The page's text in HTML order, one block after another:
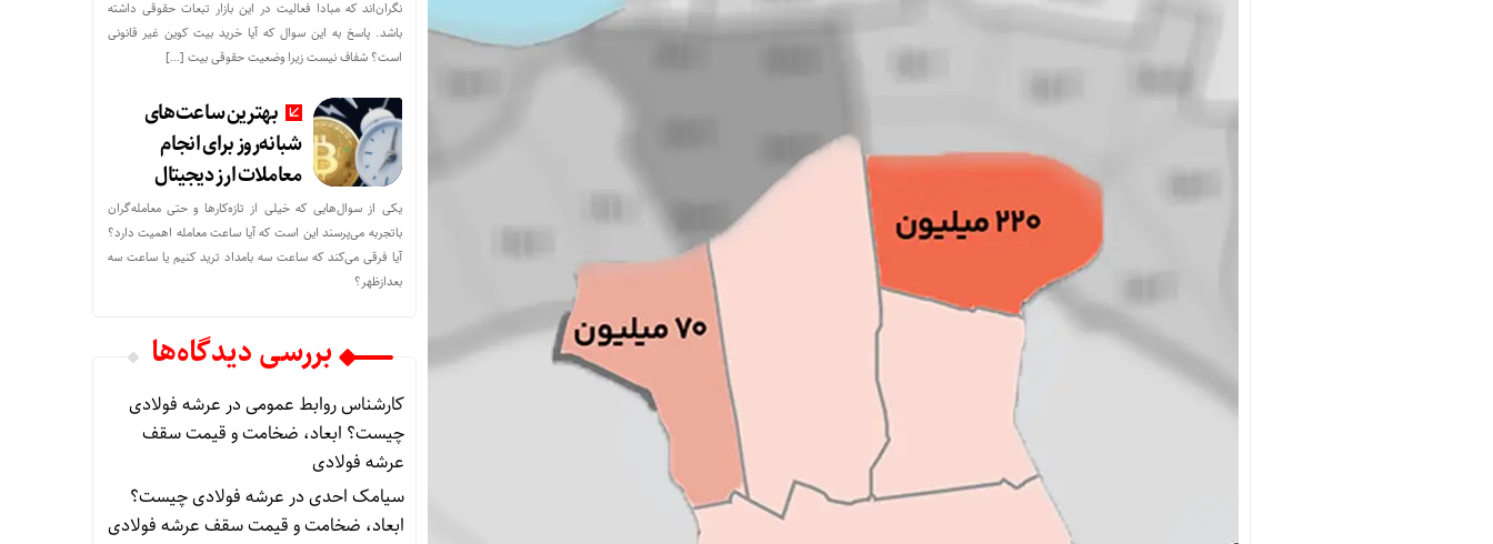
نگران‌اند که مبادا فعالیت در این بازار تبعات حقوقی داشته
باشد. پاسخ به این سوال که آیا خرید بیت کوین غیر قانونی
است؟ شفاف نیست زیرا وضعیت حقوقی بیت‌ […]
بهترین ساعت‌های
شبانه‌روز برای انجام
معاملات ارز دیجیتال
یکی از سوال‌هایی که خیلی از تازه‌کارها و حتی معامله‌گران
باتجربه می‌پرسند این است که آیا ساعت معامله اهمیت دارد؟
آیا فرقی می‌کند که ساعت سه بامداد ترید کنیم یا ساعت سه
بعدازظهر؟
بررسی دیدگاه‌ها
کارشناس روابط عمومیدر عرشه فولادی
چیست؟ ابعاد، ضخامت و قیمت سقف
عرشه فولادی
سیامک احدیدر عرشه فولادی چیست؟
ابعاد، ضخامت و قیمت سقف عرشه فولادی